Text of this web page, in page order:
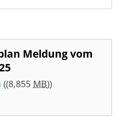
Meldung vom
((8,855 MB))